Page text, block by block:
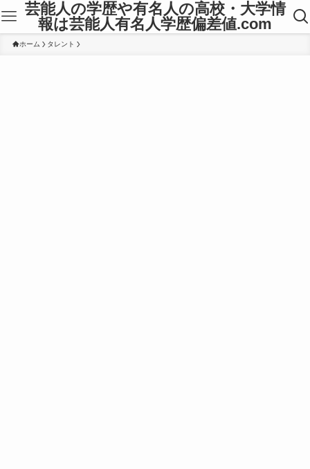
芸能人の学歴や有名人の高校・大学情
報は芸能人有名人学歴偏差値.com
ホーム タレント